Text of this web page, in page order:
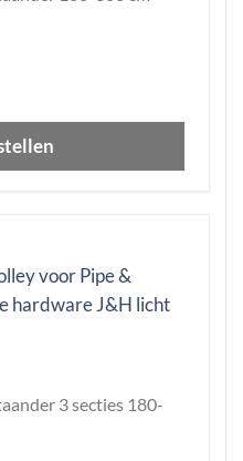
3 secties 180-